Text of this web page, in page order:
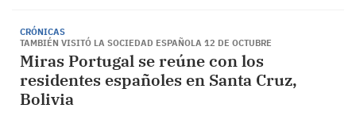
CRÓNICAS
TAMBIÉN VISITÓ LA SOCIEDAD ESPAÑOLA 12 DE OCTUBRE
Miras Portugal se reúne con los
residentes españoles en Santa Cruz,
Bolivia